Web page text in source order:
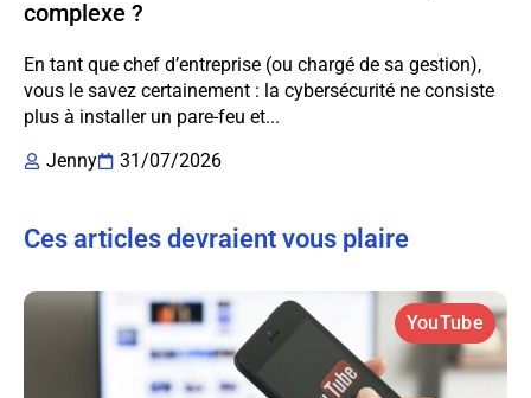
complexe ?
En tant que chef d’entreprise (ou chargé de sa gestion),
vous le savez certainement : la cybersécurité ne consiste
plus à installer un pare-feu et...
Jenny
31/07/2026
Ces articles devraient vous plaire
YouTube